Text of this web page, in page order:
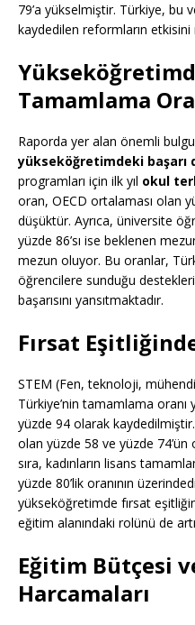
79’a yükselmiştir. Türkiye, bu
kaydedilen reformların
Tamamlama
Raporda yer alan önemli
yükseköğretimdeki başarı
programları için ilk yıl okul
oran, OECD ortalaması olan
düşüktür. Ayrıca, üniversite
yüzde 86’sı ise beklenen
mezun oluyor. Bu oranlar,
öğrencilere sunduğu
başarısını yansıtmaktadır.
Fırsat
STEM (Fen, teknoloji,
Türkiye’nin tamamlama oranı
yüzde 94 olarak
olan yüzde 58 ve yüzde 74’ün
sıra, kadınların lisans
yüzde 80’lik oranının
yükseköğretimde fırsat
eğitim alanındaki rolünü de
Eğitim Bütçesi
Harcamaları